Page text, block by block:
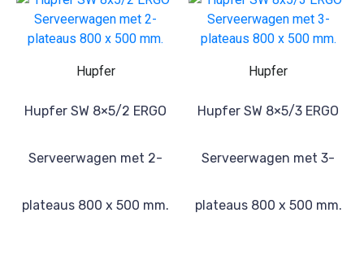
Hupfer
Hupfer SW 8×5/2 ERGO
Serveerwagen met 2-
plateaus 800 x 500 mm.
Hupfer
Hupfer SW 8×5/3 ERGO
Serveerwagen met 3-
plateaus 800 x 500 mm.